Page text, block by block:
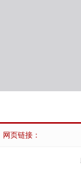
网页链接：